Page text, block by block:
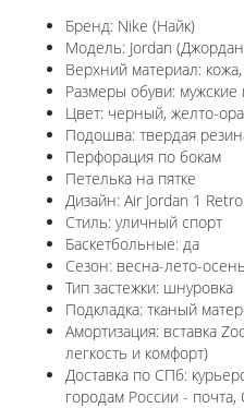
Бренд: Nike (Найк)
Модель: Jordan
Верхний материал: кожа,
Размеры обуви: мужские
Цвет: черный, желто-
Подошва: твердая
Перфорация по бокам
Петелька на пятке
Дизайн: Air Jordan 1
Стиль: уличный спорт
Баскетбольные: да
Сезон: весна-лето-
Тип застежки: шнуровка
Подкладка: тканый
Амортизация: вставка
легкость и комфорт)
Доставка по СПб:
городам России - почта,